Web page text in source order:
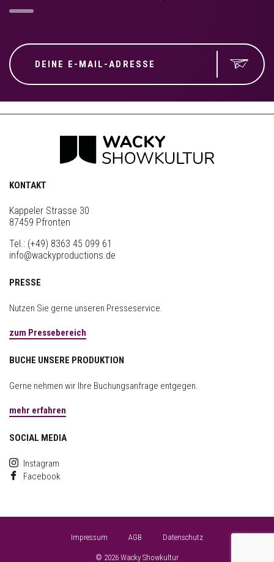
KONTAKT
Kappeler Strasse 30
87459 Pfronten
Tel.: (+49) 8363 45 099 61
info@wackyproductions.de
PRESSE
Nutzen Sie gerne unseren Presseservice.
zum Pressebereich
BUCHE UNSERE PRODUKTION
Gerne nehmen wir Ihre Buchungsanfrage entgegen.
mehr erfahren
SOCIAL MEDIA
Instagram
Facebook
© 2026 Wacky Showkultur
Impressum AGB Datenschutz